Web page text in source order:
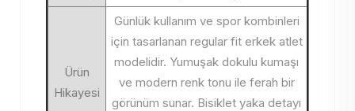
Ürün
Hikayesi
Günlük kullanım ve spor kombinleri
için tasarlanan regular fit erkek atlet
modelidir. Yumuşak dokulu kumaşı
ve modern renk tonu ile ferah bir
görünüm sunar. Bisiklet yaka detayı